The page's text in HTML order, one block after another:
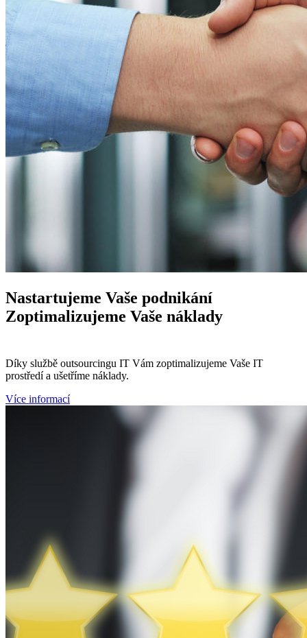
Nastartujeme Vaše podnikání
Zoptimalizujeme Vaše náklady
Díky službě outsourcingu IT Vám zoptimalizujeme Vaše IT
prostředí a ušetříme náklady.
Více informací